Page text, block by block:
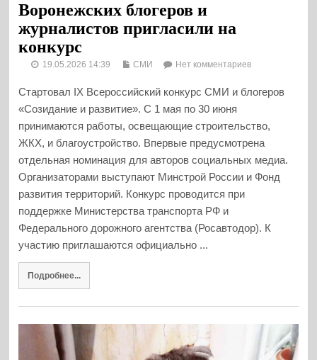
Воронежских блогеров и
журналистов пригласили на
конкурс
19.05.2026 14:39 СМИ Нет комментариев
Стартовал IX Всероссийский конкурс СМИ и блогеров
«Созидание и развитие». С 1 мая по 30 июня
принимаются работы, освещающие строительство,
ЖКХ, и благоустройство. Впервые предусмотрена
отдельная номинация для авторов социальных медиа.
Организаторами выступают Минстрой России и Фонд
развития территорий. Конкурс проводится при
поддержке Министерства транспорта РФ и
Федерального дорожного агентства (Росавтодор). К
участию приглашаются официально ...
Подробнее...